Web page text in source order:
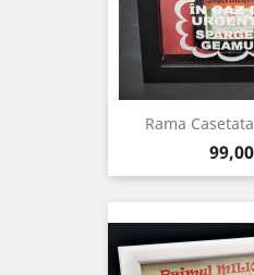
Rama
Pret